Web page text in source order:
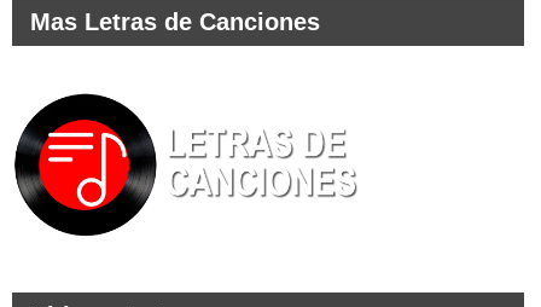
Mas Letras de Canciones